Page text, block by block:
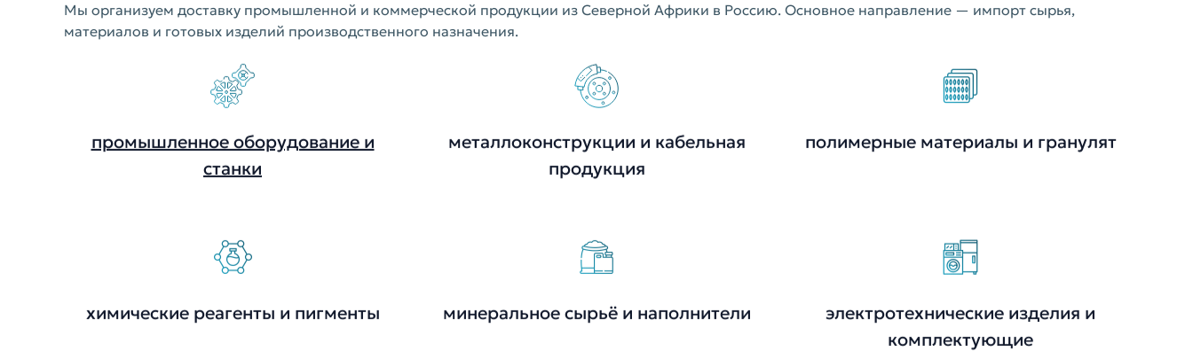
Мы организуем доставку промышленной и коммерческой продукции из Северной Африки в Россию. Основное направление — импорт сырья,
материалов и готовых изделий производственного назначения.
промышленное оборудование и
станки
металлоконструкции и кабельная
продукция
полимерные материалы и гранулят
химические реагенты и пигменты минеральное сырьё и наполнители
электротехнические изделия и
комплектующие